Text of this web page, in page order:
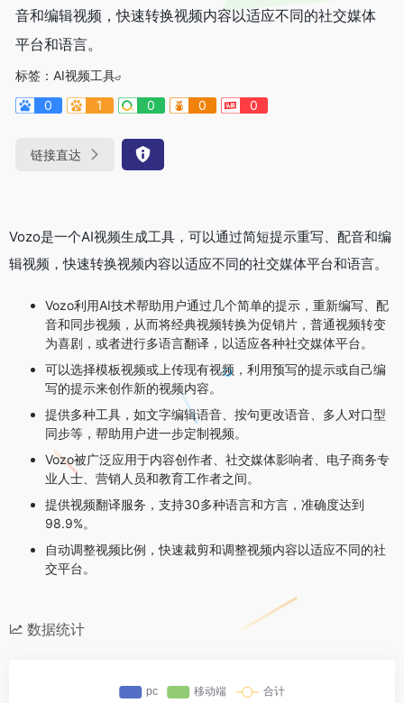
音和编辑视频，快速转换视频内容以适应不同的社交媒体
平台和语言。
标签： AI视频工具
0
1 0 0 0
链接直达
Vozo是一个AI视频生成工具，可以通过简短提示重写、配音和编
辑视频，快速转换视频内容以适应不同的社交媒体平台和语言。
Vozo利用AI技术帮助用户通过几个简单的提示，重新编写、配
音和同步视频，从而将经典视频转换为促销片，普通视频转变
为喜剧，或者进行多语言翻译，以适应各种社交媒体平台。
可以选择模板视频或上传现有视频，利用预写的提示或自己编
写的提示来创作新的视频内容。
提供多种工具，如文字编辑语音、按句更改语音、多人对口型
同步等，帮助用户进一步定制视频。
Vozo被广泛应用于内容创作者、社交媒体影响者、电子商务专
业人士、营销人员和教育工作者之间。
提供视频翻译服务，支持30多种语言和方言，准确度达到
98.9%。
自动调整视频比例，快速裁剪和调整视频内容以适应不同的社
交平台。
数据统计